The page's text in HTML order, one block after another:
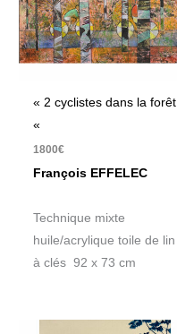
« 2 cyclistes dans la forêt
«
1800€
François EFFELEC
Technique mixte
huile/acrylique toile de lin
à clés 92 x 73 cm